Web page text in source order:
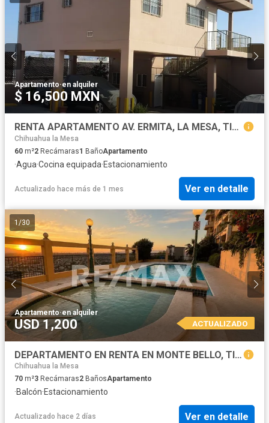
Apartamento·en alquiler
$ 16,500 MXN
RENTA APARTAMENTO AV. ERMITA, LA MESA, TIJUANA, BAJA CFA.
Chihuahua la Mesa
60 m²2 Recámaras1 BañoApartamento
·Agua·Cocina equipada·Estacionamiento
Actualizado hace más de 1 mes Ver en detalle
1 /30
Apartamento·en alquiler
USD 1,200 ACTUALIZADO
DEPARTAMENTO EN RENTA EN MONTE BELLO, TIJUANA B.C.
Chihuahua la Mesa
70 m²3 Recámaras2 BañosApartamento
·Balcón·Estacionamiento
Actualizado hace 2 días Ver en detalle